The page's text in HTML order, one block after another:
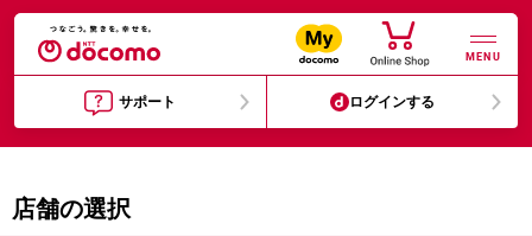
MENU
サポート ログインする
店舗の選択